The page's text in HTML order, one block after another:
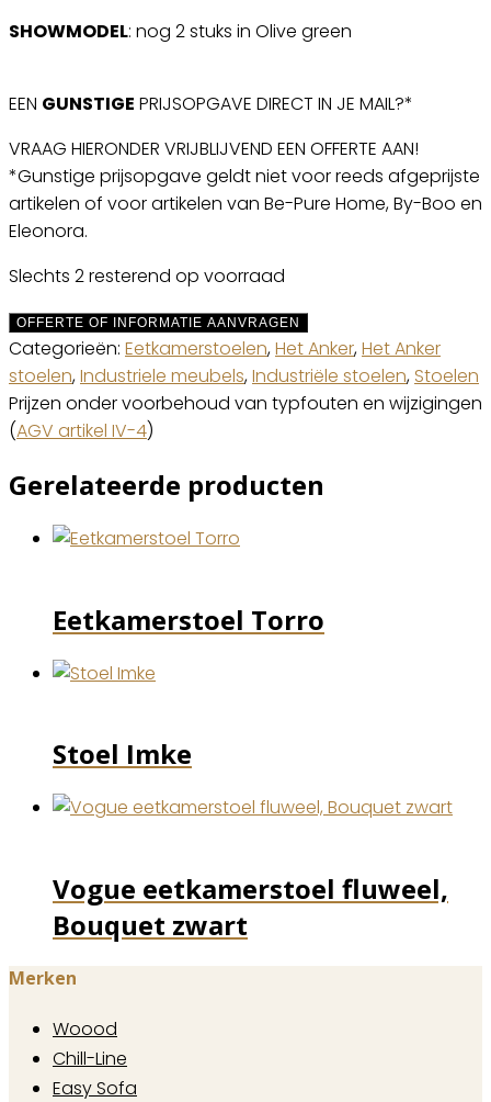
SHOWMODEL: nog 2 stuks in Olive green
EEN GUNSTIGE PRIJSOPGAVE DIRECT IN JE MAIL?*
VRAAG HIERONDER VRIJBLIJVEND EEN OFFERTE AAN!
*Gunstige prijsopgave geldt niet voor reeds afgeprijste
artikelen of voor artikelen van Be-Pure Home, By-Boo en
Eleonora.
Slechts 2 resterend op voorraad
OFFERTE OF INFORMATIE AANVRAGEN
Categorieën: Eetkamerstoelen,Het Anker,Het Anker
stoelen,Industriele meubels,Industriële stoelen, Stoelen
Prijzen onder voorbehoud van typfouten en wijzigingen
(AGV artikel IV-4)
Gerelateerde producten
Eetkamerstoel Torro
Stoel Imke
Vogue eetkamerstoel fluweel,
Bouquet zwart
Merken
Woood
Chill-Line
Easy Sofa